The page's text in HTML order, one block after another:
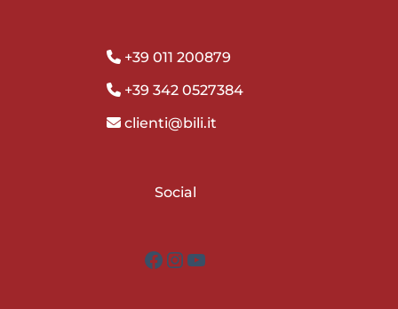
+39 011 200879
+39 342 0527384
clienti@bili.it
Social
Facebook
Instagram
YouTube